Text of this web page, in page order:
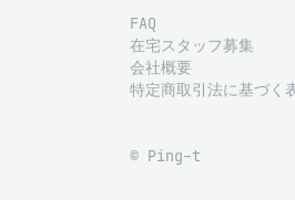
FAQ
在宅スタッフ募集
会社概要
特定商取引法に基づく
© Ping-t